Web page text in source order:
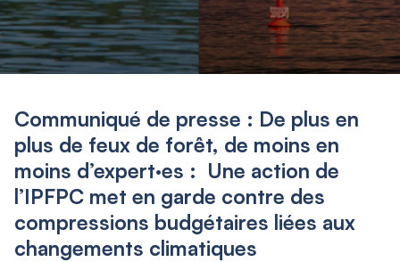
Communiqué de presse : De plus en
plus de feux de forêt, de moins en
moins d’expert·es : Une action de
l’IPFPC met en garde contre des
compressions budgétaires liées aux
changements climatiques